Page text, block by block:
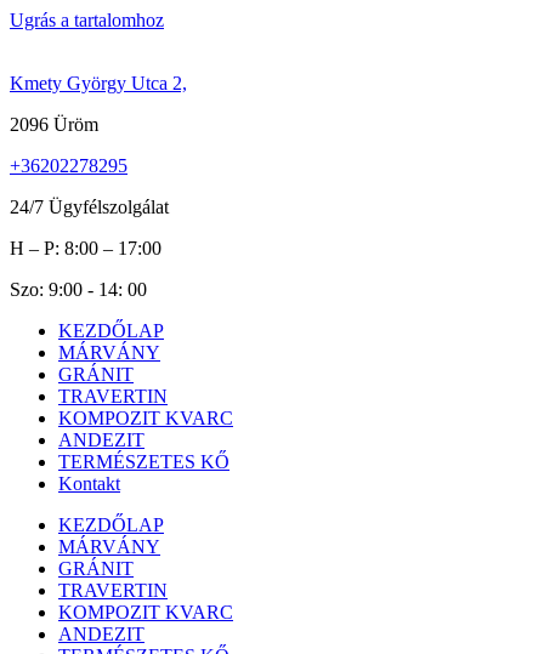
Ugrás a tartalomhoz
Kmety György Utca 2,
2096 Üröm
+36202278295
24/7 Ügyfélszolgálat
H – P: 8:00 – 17:00
Szo: 9:00 - 14: 00
KEZDŐLAP
MÁRVÁNY
GRÁNIT
TRAVERTIN
KOMPOZIT KVARC
ANDEZIT
TERMÉSZETES KŐ
Kontakt
KEZDŐLAP
MÁRVÁNY
GRÁNIT
TRAVERTIN
KOMPOZIT KVARC
ANDEZIT